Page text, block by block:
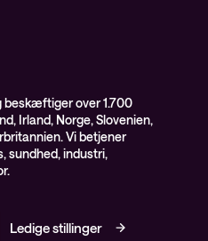
beskæftiger over 1.700
Irland, Norge, Slovenien,
Vi betjener
sundhed, industri,
Ledige stillinger